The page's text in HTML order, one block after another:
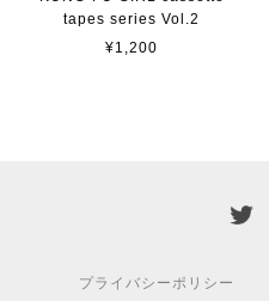
tapes series Vol.2
¥1,200
プライバシーポリシー